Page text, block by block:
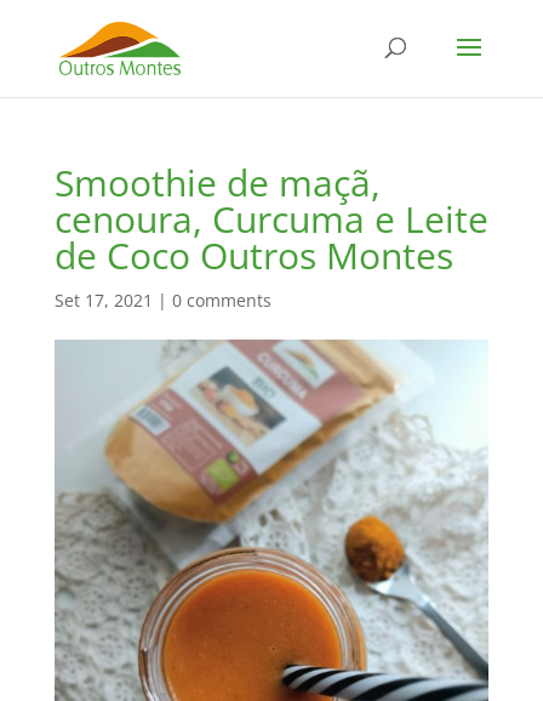
Smoothie de maçã,
cenoura, Curcuma e Leite
de Coco Outros Montes
Set 17, 2021 | 0 comments